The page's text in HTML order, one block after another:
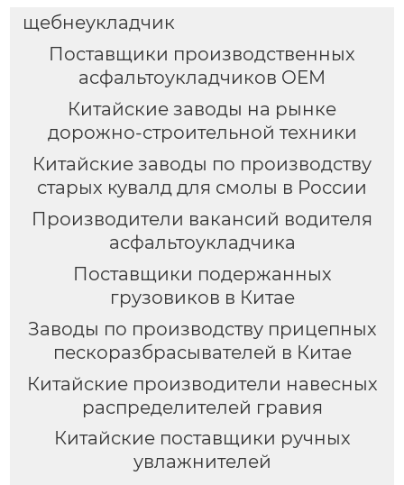
щебнеукладчик
Поставщики производственных
асфальтоукладчиков OEM
Китайские заводы на рынке
дорожно-строительной техники
Китайские заводы по производству
старых кувалд для смолы в России
Производители вакансий водителя
асфальтоукладчика
Поставщики подержанных
грузовиков в Китае
Заводы по производству прицепных
пескоразбрасывателей в Китае
Китайские производители навесных
распределителей гравия
Китайские поставщики ручных
увлажнителей